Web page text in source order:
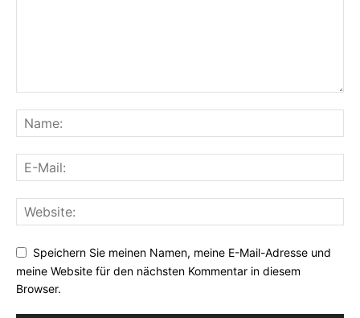
Speichern Sie meinen Namen, meine E-Mail-Adresse und
meine Website für den nächsten Kommentar in diesem
Browser.